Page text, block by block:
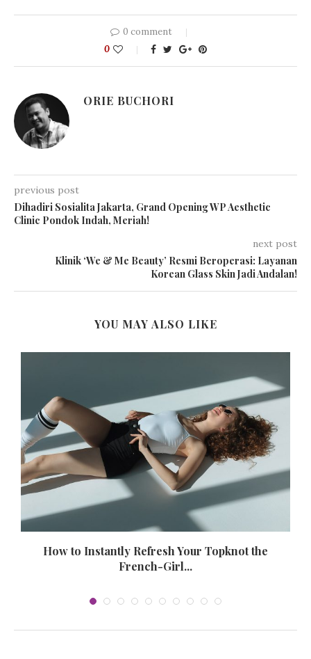
0 comment
0
ORIE BUCHORI
previous post
Dihadiri Sosialita Jakarta, Grand Opening WP Aesthetic
Clinic Pondok Indah, Meriah!
next post
Klinik ‘We & Me Beauty’ Resmi Beroperasi: Layanan
Korean Glass Skin Jadi Andalan!
YOU MAY ALSO LIKE
How to Instantly Refresh Your Topknot the
French-Girl...